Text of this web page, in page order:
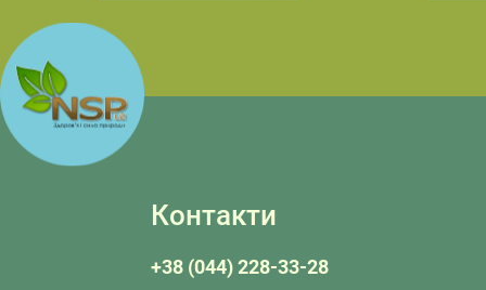
Контакти
+38 (044) 228-33-28